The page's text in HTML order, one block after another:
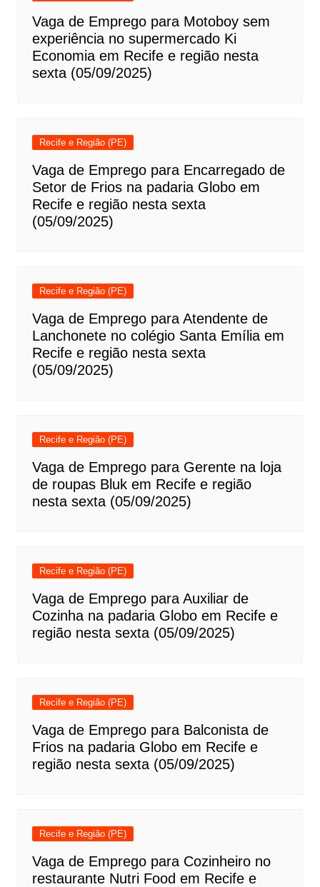
Vaga de Emprego para Motoboy sem
experiência no supermercado Ki
Economia em Recife e região nesta
sexta (05/09/2025)
Recife e Região (PE)
Vaga de Emprego para Encarregado de
Setor de Frios na padaria Globo em
Recife e região nesta sexta
(05/09/2025)
Recife e Região (PE)
Vaga de Emprego para Atendente de
Lanchonete no colégio Santa Emília em
Recife e região nesta sexta
(05/09/2025)
Recife e Região (PE)
Vaga de Emprego para Gerente na loja
de roupas Bluk em Recife e região
nesta sexta (05/09/2025)
Recife e Região (PE)
Vaga de Emprego para Auxiliar de
Cozinha na padaria Globo em Recife e
região nesta sexta (05/09/2025)
Recife e Região (PE)
Vaga de Emprego para Balconista de
Frios na padaria Globo em Recife e
região nesta sexta (05/09/2025)
Recife e Região (PE)
Vaga de Emprego para Cozinheiro no
restaurante Nutri Food em Recife e